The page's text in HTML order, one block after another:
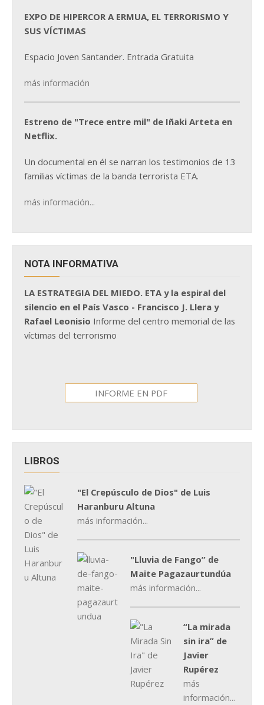
EXPO DE HIPERCOR A ERMUA, EL TERRORISMO Y
SUS VÍCTIMAS
Espacio Joven Santander. Entrada Gratuita
más información
Estreno de "Trece entre mil" de Iñaki Arteta en
Netflix.
Un documental en él se narran los testimonios de 13
familias víctimas de la banda terrorista ETA.
más información...
NOTA INFORMATIVA
LA ESTRATEGIA DEL MIEDO. ETA y la espiral del
silencio en el País Vasco - Francisco J. Llera y
Rafael Leonisio Informe del centro memorial de las
víctimas del terrorismo
INFORME EN PDF
LIBROS
"El Crepúsculo de Dios" de Luis
Haranburu Altuna
más información...
"Lluvia de Fango” de
Maite Pagazaurtundúa
más información...
“La mirada
sin ira” de
Javier
Rupérez
más
información...